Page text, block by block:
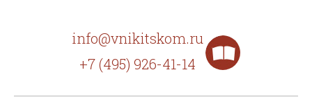
info@vnikitskom.ru
+7 (495) 926-41-14